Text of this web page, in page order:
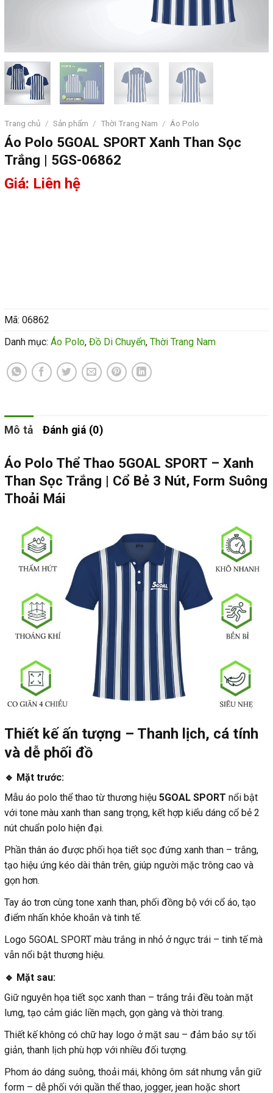
Trang chủ / Sản phẩm / Thời Trang Nam / Áo Polo
Áo Polo 5GOAL SPORT Xanh Than Sọc
Trắng | 5GS-06862
Giá: Liên hệ
Mã: 06862
Danh mục: Áo Polo, Đồ Di Chuyển, Thời Trang Nam
Mô tả Đánh giá (0)
Áo Polo Thể Thao 5GOAL SPORT – Xanh
Than Sọc Trắng | Cổ Bẻ 3 Nút, Form Suông
Thoải Mái
Thiết kế ấn tượng – Thanh lịch, cá tính
và dễ phối đồ
🔹 Mặt trước:
Mẫu áo polo thể thao từ thương hiệu 5GOAL SPORT nổi bật
với tone màu xanh than sang trọng, kết hợp kiểu dáng cổ bẻ 2
nút chuẩn polo hiện đại.
Phần thân áo được phối họa tiết sọc đứng xanh than – trắng,
tạo hiệu ứng kéo dài thân trên, giúp người mặc trông cao và
gọn hơn.
Tay áo trơn cùng tone xanh than, phối đồng bộ với cổ áo, tạo
điểm nhấn khỏe khoắn và tinh tế.
Logo 5GOAL SPORT màu trắng in nhỏ ở ngực trái – tinh tế mà
vẫn nổi bật thương hiệu.
🔹 Mặt sau:
Giữ nguyên họa tiết sọc xanh than – trắng trải đều toàn mặt
lưng, tạo cảm giác liền mạch, gọn gàng và thời trang.
Thiết kế không có chữ hay logo ở mặt sau – đảm bảo sự tối
giản, thanh lịch phù hợp với nhiều đối tượng.
Phom áo dáng suông, thoải mái, không ôm sát nhưng vẫn giữ
form – dễ phối với quần thể thao, jogger, jean hoặc short